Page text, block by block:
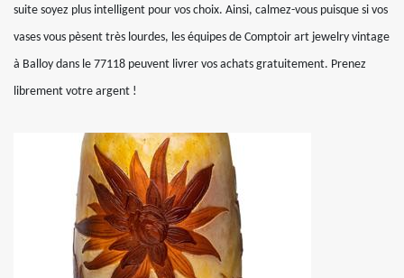
suite soyez plus intelligent pour vos choix. Ainsi, calmez-vous puisque si vos
vases vous pèsent très lourdes, les équipes de Comptoir art jewelry vintage
à Balloy dans le 77118 peuvent livrer vos achats gratuitement. Prenez
librement votre argent !